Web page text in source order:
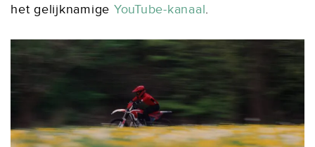
het gelijknamige YouTube-kanaal.